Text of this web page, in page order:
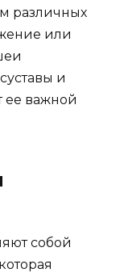
различных
или
и
ее важной
собой